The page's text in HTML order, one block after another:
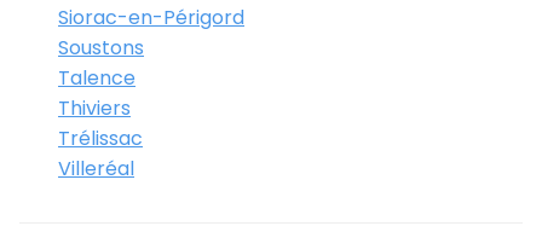
Siorac-en-Périgord
Soustons
Talence
Thiviers
Trélissac
Villeréal